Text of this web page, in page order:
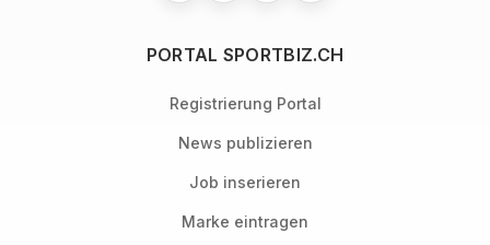
PORTAL SPORTBIZ.CH
Registrierung Portal
News publizieren
Job inserieren
Marke eintragen